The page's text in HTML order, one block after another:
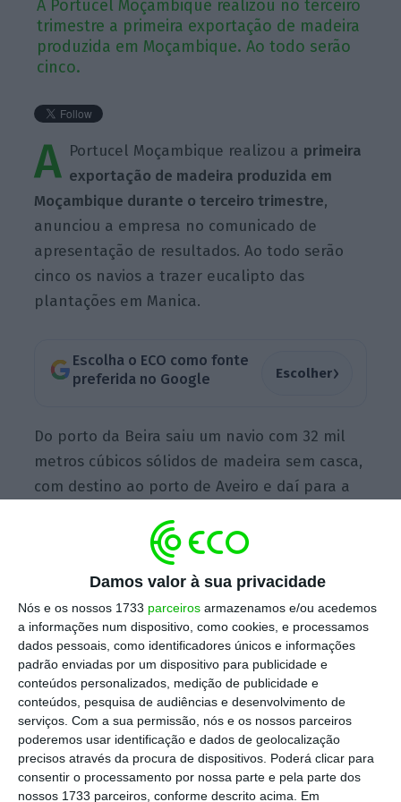
Damos valor à sua privacidade
Nós e os nossos 1733 parceiros armazenamos e/ou acedemos
a informações num dispositivo, como cookies, e processamos
dados pessoais, como identificadores únicos e informações
padrão enviadas por um dispositivo para publicidade e
conteúdos personalizados, medição de publicidade e
conteúdos, pesquisa de audiências e desenvolvimento de
serviços. Com a sua permissão, nós e os nossos parceiros
poderemos usar identificação e dados de geolocalização
precisos através da procura de dispositivos. Poderá clicar para
consentir o processamento por nossa parte e pela parte dos
nossos 1733 parceiros, conforme descrito acima. Em
A Portucel Moçambique realizou no terceiro
trimestre a primeira exportação de madeira
produzida em Moçambique. Ao todo serão
cinco.
A Portucel Moçambique realizou a primeira
exportação de madeira produzida em
Moçambique durante o terceiro trimestre,
anunciou a empresa no comunicado de
apresentação de resultados. Ao todo serão
cinco os navios a trazer eucalipto das
plantações em Manica.
Escolha o ECO como fonte
preferida no Google
Escolher›
Do porto da Beira saiu um navio com 32 mil
metros cúbicos sólidos de madeira sem casca,
com destino ao porto de Aveiro e daí para a
“Esta primeira exportação da Portucel
Moçambique marca o início do ciclo de
colheita e exportação de madeira realizada
na província de Manica, queprevê um total de
cinco navios, três dos quais este ano, dois em
2022″, anuncia a empresa em comunicado.Um
segundo navio chegou no mês de outubro ao
porto de Setúbal.